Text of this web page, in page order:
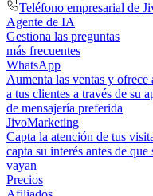
Teléfono empresarial de
Agente de IA
Gestiona las preguntas
más frecuentes
WhatsApp
Aumenta las ventas y ofrece
a tus clientes a través de su
de mensajería preferida
JivoMarketing
Capta la atención de tus
capta su interés antes de que
vayan
Precios